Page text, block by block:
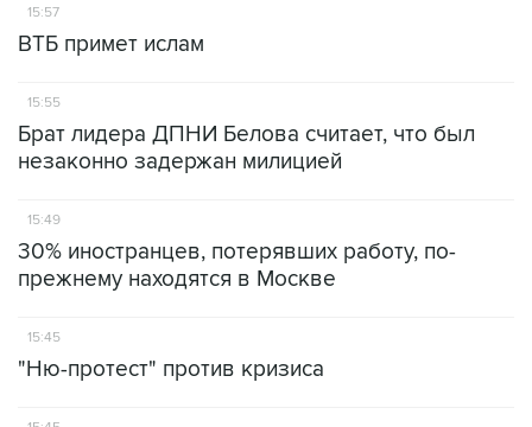
15:57
ВТБ примет ислам
15:55
Брат лидера ДПНИ Белова считает, что был
незаконно задержан милицией
15:49
30% иностранцев, потерявших работу, по-
прежнему находятся в Москве
15:45
"Ню-протест" против кризиса